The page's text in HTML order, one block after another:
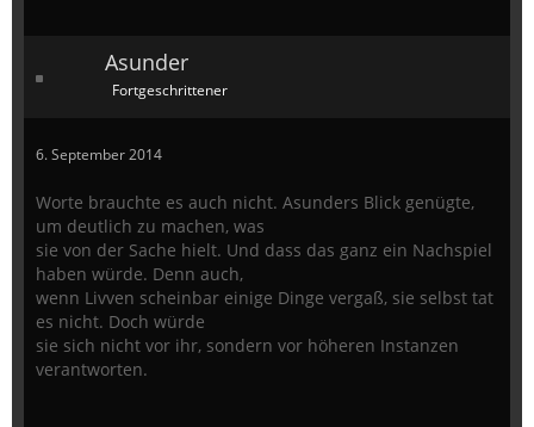
Asunder
Fortgeschrittener
6. September 2014
Worte brauchte es auch nicht. Asunders Blick genügte,
um deutlich zu machen, was
sie von der Sache hielt. Und dass das ganz ein Nachspiel
haben würde. Denn auch,
wenn Livven scheinbar einige Dinge vergaß, sie selbst tat
es nicht. Doch würde
sie sich nicht vor ihr, sondern vor höheren Instanzen
verantworten.